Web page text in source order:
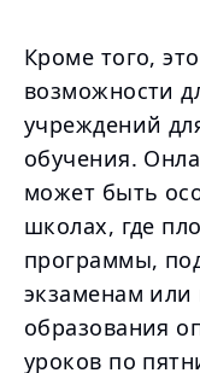
Кроме того,
возможности
учреждений
обучения.
может быть
школах, где
программы,
экзаменам или
образования
уроков по